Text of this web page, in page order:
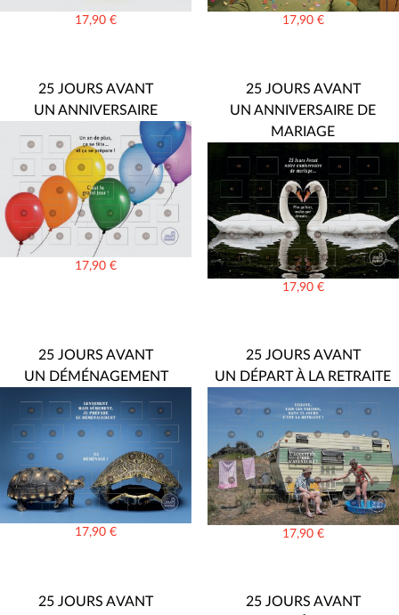
17,90€ 17,90 €
25 JOURS AVANT
UN ANNIVERSAIRE
17,90€
25 JOURS AVANT
UN ANNIVERSAIRE DE
MARIAGE
17,90 €
25 JOURS AVANT
UN DÉMÉNAGEMENT
17,90€
25 JOURS AVANT
UN DÉPART À LA RETRAITE
17,90 €
25 JOURS AVANT
25 JOURS AVANT